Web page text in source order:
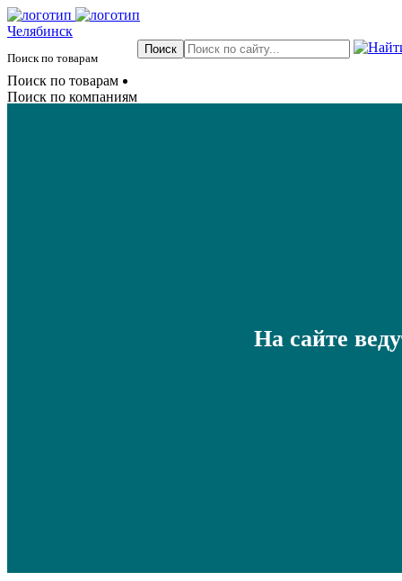
Челябинск
Поиск по товарам
Поиск по товарам
Поиск по компаниям
На сайте